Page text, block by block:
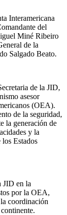
Interamericana
del
Miné Ribeiro
de la
Salgado Beato.
de la JID,
asesor
(OEA).
de la seguridad,
la generación de
y la
Estados
JID en la
por la OEA,
coordinación